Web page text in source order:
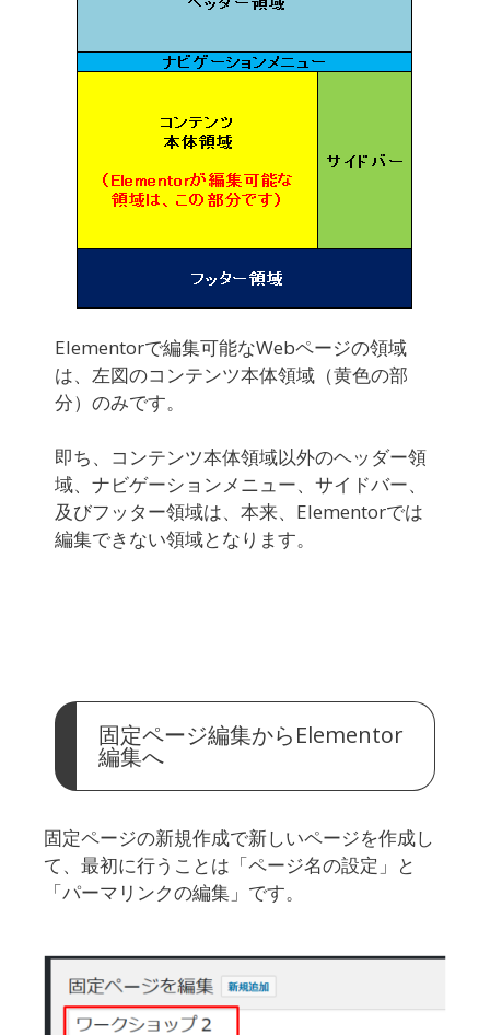
Elementorで編集可能なWebページの領域
は、左図のコンテンツ本体領域（黄色の部
分）のみです。
即ち、コンテンツ本体領域以外のヘッダー領
域、ナビゲーションメニュー、サイドバー、
及びフッター領域は、本来、Elementorでは
編集できない領域となります。
固定ページ編集からElementor
編集へ
固定ページの新規作成で新しいページを作成し
て、最初に行うことは「ページ名の設定」と
「パーマリンクの編集」です。